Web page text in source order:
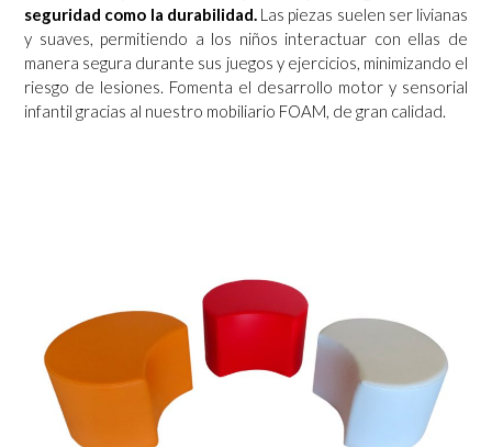
seguridad como la durabilidad. Las piezas suelen ser livianas
y suaves, permitiendo a los niños interactuar con ellas de
manera segura durante sus juegos y ejercicios, minimizando el
riesgo de lesiones. Fomenta el desarrollo motor y sensorial
infantil gracias al nuestro mobiliario FOAM, de gran calidad.